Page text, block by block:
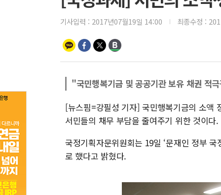
기사입력 : 2017년07월19일 14:00 최종수정 :
"국민행복기금 및 공공기관 보유 채권 적
[뉴스핌=강필성 기자] 국민행복기금의 소액
서민들의 채무 부담을 줄여주기 위한 것이다.
국정기획자문위원회는 19일 ‘문재인 정부
로 했다고 밝혔다.